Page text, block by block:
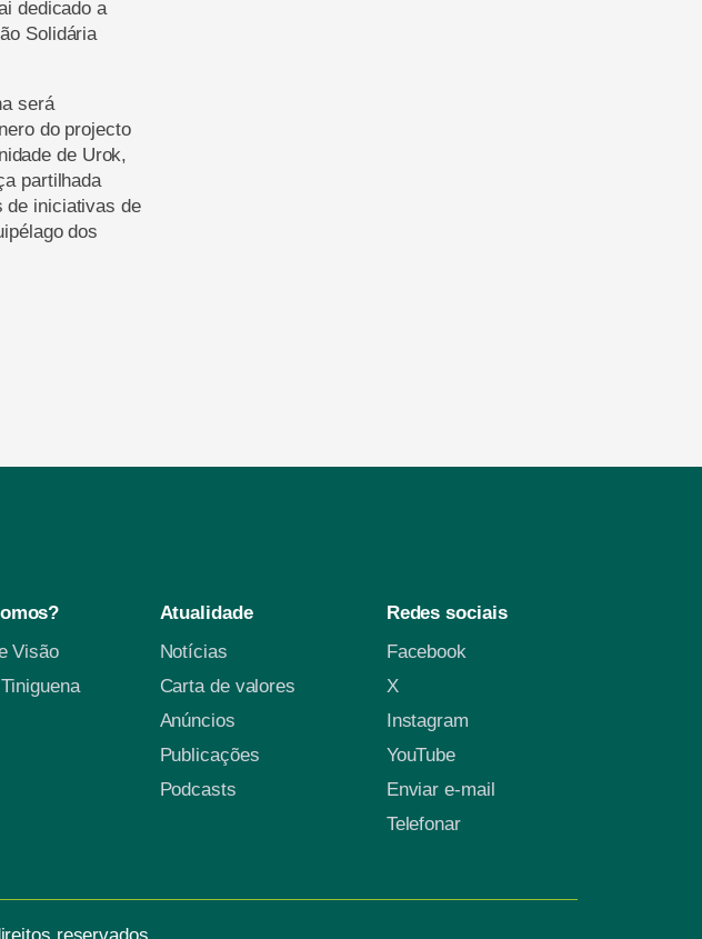
dedicado a
Solidária
será
do projecto
de Urok,
partilhada
de iniciativas de
dos
Visão
Atualidade
Notícias
Carta de valores
Anúncios
Publicações
Podcasts
Redes sociais
Facebook
X
Instagram
YouTube
Enviar e-mail
Telefonar